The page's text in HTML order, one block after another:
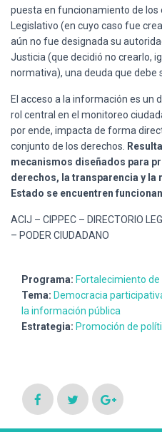
puesta en funcionamiento de los
Legislativo (en cuyo caso fue
aún no fue designada su
Justicia (que decidió no crearlo,
normativa), una deuda que debe
El acceso a la información es un
rol central en el monitoreo
por ende, impacta de forma
conjunto de los derechos.
mecanismos diseñados para
derechos, la transparencia y la
Estado se encuentren
ACIJ – CIPPEC – DIRECTORIO
– PODER CIUDADANO
Programa: Fortalecimiento
Tema: Democracia
la información pública
Estrategia: Promoción de